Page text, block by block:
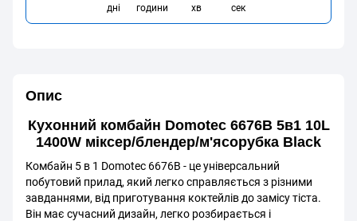
дні години хв сек
Опис
Кухонний комбайн Domotec 6676B 5в1 10L
1400W міксер/блендер/м'ясорубка Black
Комбайн 5 в 1 Domotec 6676B - це універсальний
побутовий прилад, який легко справляється з різними
завданнями, від приготування коктейлів до замісу тіста.
Він має сучасний дизайн, легко розбирається і